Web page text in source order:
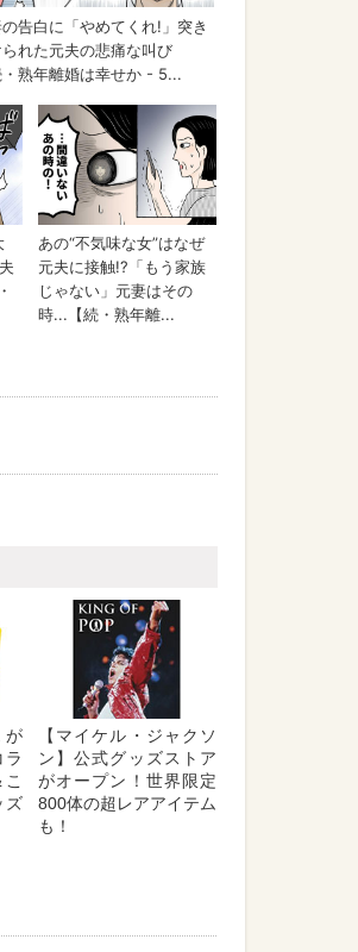
ラ
ズ
【マイケル・ジャクソ
ン】公式グッズストア
がオープン！世界限定
800体の超レアアイテム
も！